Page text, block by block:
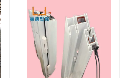
أشرطة فيديو
معلومات عنا